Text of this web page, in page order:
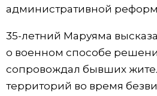
административной
35-летний Маруяма
о военном способе
сопровождал бывших
территорий во время